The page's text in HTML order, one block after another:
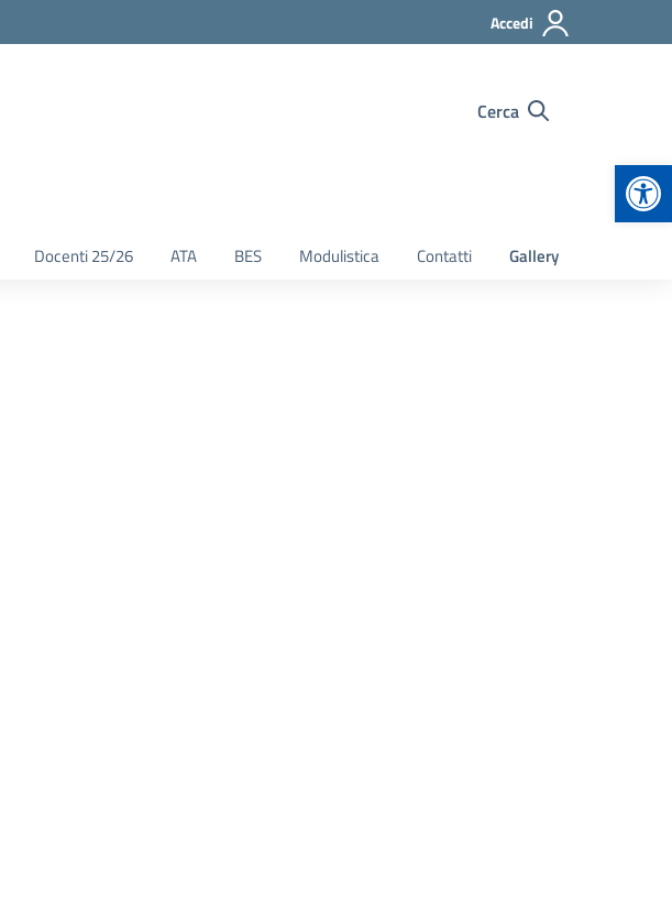
Accedi
Cerca
Docenti 25/26 ATA BES Modulistica Contatti Gallery